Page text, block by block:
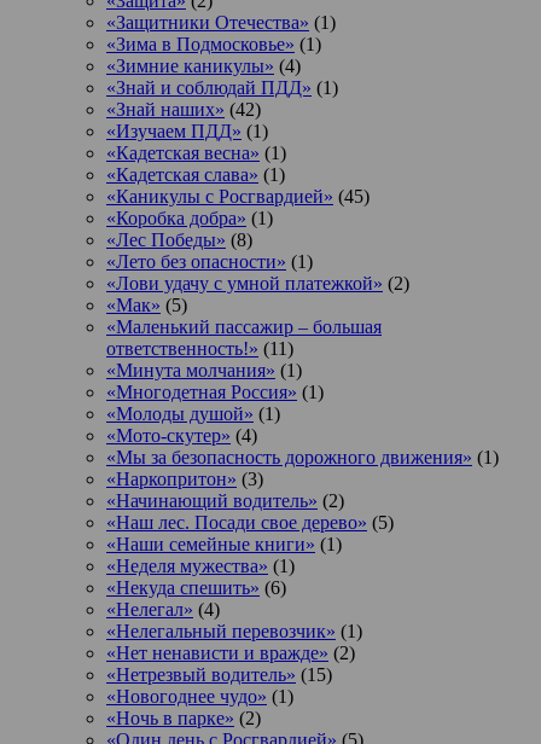
«Защитники Отечества» (1)
«Зима в Подмосковье» (1)
«Зимние каникулы» (4)
«Знай и соблюдай ПДД» (1)
«Знай наших» (42)
«Изучаем ПДД» (1)
«Кадетская весна» (1)
«Кадетская слава» (1)
«Каникулы с Росгвардией» (45)
«Коробка добра» (1)
«Лес Победы» (8)
«Лето без опасности» (1)
«Лови удачу с умной платежкой» (2)
«Мак» (5)
«Маленький пассажир – большая
ответственность!» (11)
«Минута молчания» (1)
«Многодетная Россия» (1)
«Молоды душой» (1)
«Мото-скутер» (4)
«Мы за безопасность дорожного движения» (1)
«Наркопритон» (3)
«Начинающий водитель» (2)
«Наш лес. Посади свое дерево» (5)
«Наши семейные книги» (1)
«Неделя мужества» (1)
«Некуда спешить» (6)
«Нелегал» (4)
«Нелегальный перевозчик» (1)
«Нет ненависти и вражде» (2)
«Нетрезвый водитель» (15)
«Новогоднее чудо» (1)
«Ночь в парке» (2)
«Один день с Росгвардией» (5)